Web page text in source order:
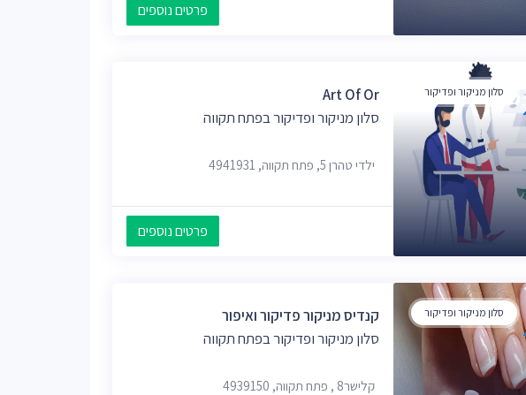
פרטים נוספים
סלון מניקור ופדיקור
Art Of Or
סלון מניקור ופדיקור בפתח תקווה
ילדי טהרן 5, פתח תקווה, 4941931
פרטים נוספים
סלון מניקור ופדיקור
קנדיס מניקור פדיקור ואיפור
סלון מניקור ופדיקור בפתח תקווה
קלישר‬‎ 8, פתח תקווה, 4939150